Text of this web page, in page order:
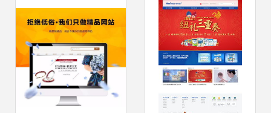
提升业务转化 会，助力智慧工地
创新发展